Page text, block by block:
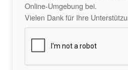
Online-Umgebung bei.
Vielen Dank für Ihre